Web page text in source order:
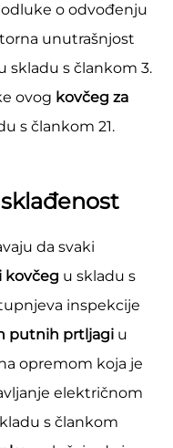
o odvođenju
unutrašnjost
skladu s člankom 3.
ovog kovčeg za
s člankom 21.
da svaki
kovčeg u skladu s
inspekcije
putnih prtljagi u
opremom koja je
električnom
s člankom